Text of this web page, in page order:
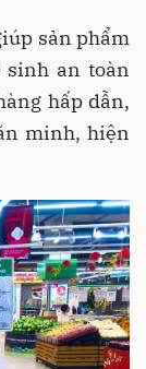
sản phẩm
sinh an toàn
hấp dẫn,
minh, hiện